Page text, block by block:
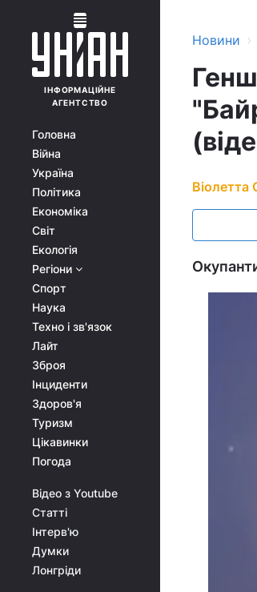
ІНФОРМАЦІЙНЕ
АГЕНТСТВО
Головна
Війна
Україна
Політика
Економіка
Світ
Екологія
Регіони
Спорт
Наука
Техно і зв'язок
Лайт
Зброя
Інциденти
Здоров'я
Туризм
Цікавинки
Погода
Відео з Youtube
Статті
Інтерв'ю
Думки
Лонгріди
Новини ›
Віолетта